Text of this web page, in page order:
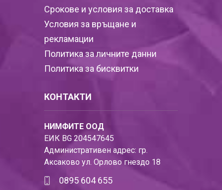
Срокове и условия за доставка
Условия за връщане и
рекламации
Политика за личните данни
Политика за бисквитки
КОНТАКТИ
НИМФИТЕ ООД
ЕИК BG 204547645
Административен адрес: гр.
Аксаково ул. Орлово гнездо 18
0895 604 655